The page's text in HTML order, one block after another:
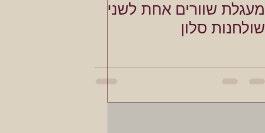
מעגלת שוורים אחת לשני
שולחנות סלון